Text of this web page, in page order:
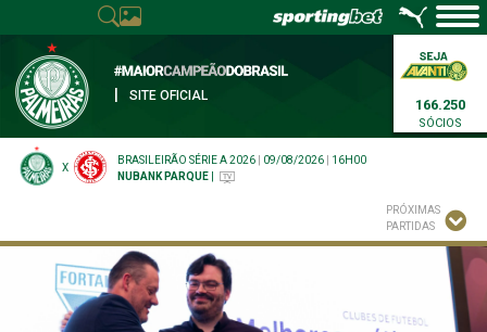
SITE OFICIAL
166.250
SÓCIOS
X
BRASILEIRÃO SÉRIE A 2026 09/08/2026
16H00
NUBANK PARQUE
PRÓXIMAS
PARTIDAS